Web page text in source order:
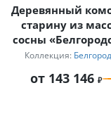
Деревянный
старину из
сосны
Коллекция:
от 143 146